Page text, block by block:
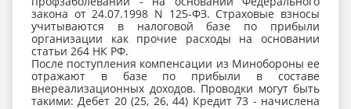
закона от 24.07.1998 N 125-ФЗ. Страховые взносы
учитываются в налоговой базе по прибыли
организации как прочие расходы на основании
статьи 264 НК РФ.
После поступления компенсации из Минобороны ее
отражают в базе по прибыли в составе
внереализационных доходов. Проводки могут быть
такими: Дебет 20 (25, 26, 44) Кредит 73 - начислена